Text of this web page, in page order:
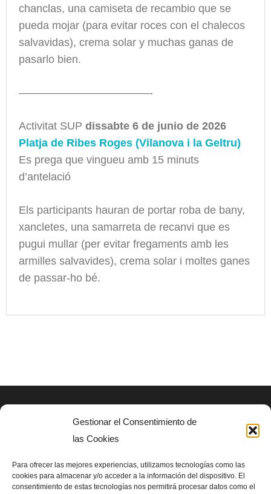
Gestionar el Consentimiento de
las Cookies
Para ofrecer las mejores experiencias, utilizamos tecnologías como las
cookies para almacenar y/o acceder a la información del dispositivo. El
consentimiento de estas tecnologías nos permitirá procesar datos como el
chanclas, una camiseta de recambio que se
pueda mojar (para evitar roces con el chalecos
salvavidas), crema solar y muchas ganas de
pasarlo bien.
————————————-
Activitat SUP dissabte 6 de junio de 2026
Platja de Ribes Roges (Vilanova i la Geltru)
Es prega que vingueu amb 15 minuts
d’antelació
Els participants hauran de portar roba de bany,
xancletes, una samarreta de recanvi que es
pugui mullar (per evitar fregaments amb les
armilles salvavides), crema solar i moltes ganes
de passar-ho bé.
AVISO LEGAL